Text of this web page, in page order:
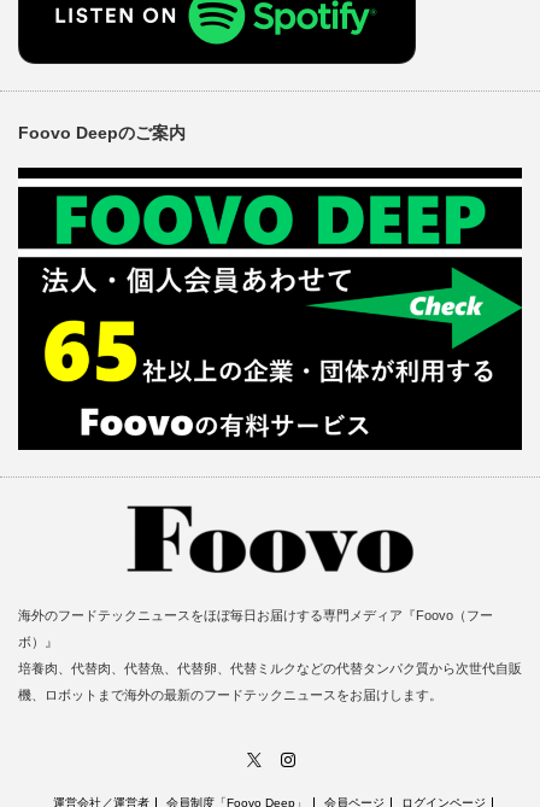
Foovo Deepのご案内
海外のフードテックニュースをほぼ毎日お届けする専門メディア『Foovo（フー
ボ）』
培養肉、代替肉、代替魚、代替卵、代替ミルクなどの代替タンパク質から次世代自販
機、ロボットまで海外の最新のフードテックニュースをお届けします。
運営会社／運営者 会員制度「Foovo Deep」 会員ページ ログインページ